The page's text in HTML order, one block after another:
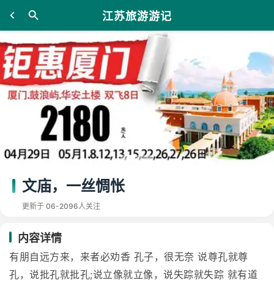
江苏旅游游记
文庙，一丝惆怅
更新于 06-2096人关注
内容详情
有朋自远方来，来者必劝香 孔子，很无奈 说尊孔就尊
孔，说批孔就批孔;说立像就立像，说失踪就失踪 就有道